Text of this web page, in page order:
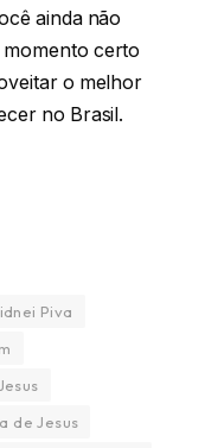
ainda não
certo
o melhor
no Brasil.
Piva
de Jesus